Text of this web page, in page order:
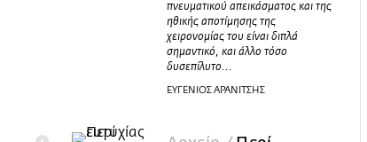
πνευματικού απεικάσματος και της
ηθικής αποτίμησης της
χειρονομίας του είναι διπλά
σημαντικό, και άλλο τόσο
δυσεπίλυτο...
ΕΥΓΕΝΙΟΣ ΑΡΑΝΙΤΣΗΣ